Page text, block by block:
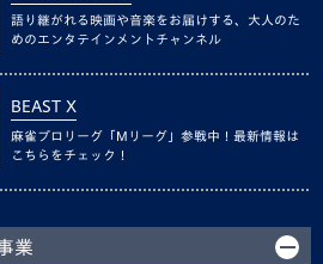
語り継がれる映画や音楽をお届けする、大人のた
めのエンタテインメントチャンネル
BEAST X
麻雀プロリーグ「Mリーグ」参戦中！最新情報は
こちらをチェック！
業